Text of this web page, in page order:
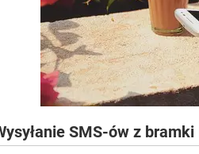
SMS-ów z bramki